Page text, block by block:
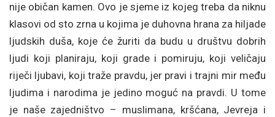
nije običan kamen. Ovo je sjeme iz kojeg treba da niknu
klasovi od sto zrna u kojima je duhovna hrana za hiljade
ljudskih duša, koje će žuriti da budu u društvu dobrih
ljudi koji planiraju, koji grade i pomiruju, koji veličaju
riječi ljubavi, koji traže pravdu, jer pravi i trajni mir među
ljudima i narodima je jedino moguć na pravdi. U tome
je naše zajedništvo – muslimana, kršćana, Jevreja i